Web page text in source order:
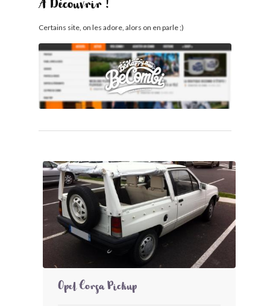
À Découvrir !
Certains site, on les adore, alors on en parle ;)
Opel Corsa Pickup